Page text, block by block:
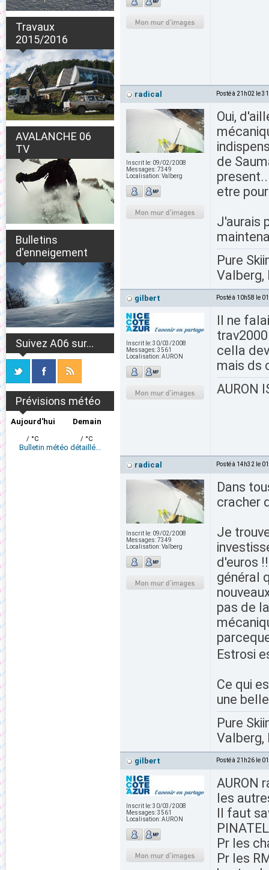
Travaux
2015/2016
AVALANCHE 06
TV
Bulletins
d'enneigement
Suivez A06 sur...
Prévisions météo
Aujourd'hui
/ °C
Demain
/ °C
Bulletin météo détaillé...
radical Posté à 21h02 le
Inscrit le: 09/02/2008
Messages:7349
Localisation:Valberg
Oui,
de
etre
J'aurais
Pure
Valberg,
gilbert Posté à 10h58 le
Inscrit le:30/03/2008
Messages:3561
Localisation:AURON
Il ne
cella
mais ds
AURON
radical Posté à 14h32 le
Inscrit le: 09/02/2008
Messages:7349
Localisation:Valberg
Dans
cracher
Je
d'euros
général
pas de
Estrosi
Ce qui
une
Pure
Valberg,
gilbert Posté à 21h26 le
Inscrit le:30/03/2008
Messages:3561
Localisation:AURON
AURON
les
Il faut
Pr les
Pr les